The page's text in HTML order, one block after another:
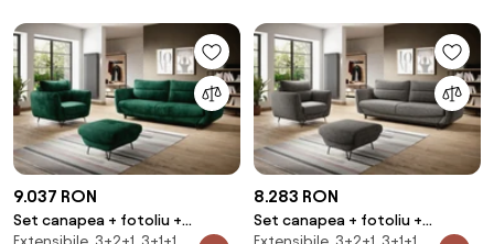
9.037 RON
Set canapea + fotoliu +
8.283 RON
Set canapea + fotoliu +